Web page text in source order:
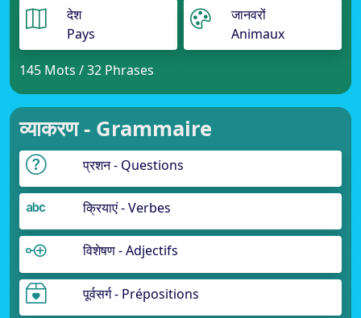
देश
Pays
जानवरों
Animaux
145 Mots / 32 Phrases
व्याकरण - Grammaire
प्रशन - Questions
क्रियाएं - Verbes
विशेषण - Adjectifs
पूर्वसर्ग - Prépositions